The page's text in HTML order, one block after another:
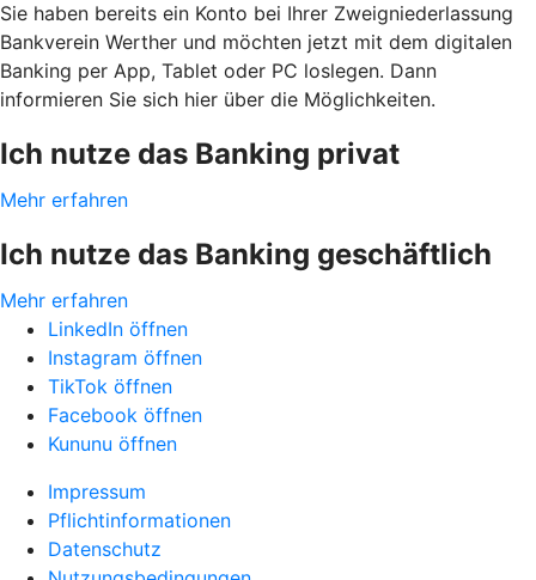
Sie haben bereits ein Konto bei Ihrer Zweigniederlassung
Bankverein Werther und möchten jetzt mit dem digitalen
Banking per App, Tablet oder PC loslegen. Dann
informieren Sie sich hier über die Möglichkeiten.
Ich nutze das Banking privat
Mehr erfahren
Ich nutze das Banking geschäftlich
Mehr erfahren
LinkedIn öffnen
Instagram öffnen
TikTok öffnen
Facebook öffnen
Kununu öffnen
Impressum
Pflichtinformationen
Datenschutz